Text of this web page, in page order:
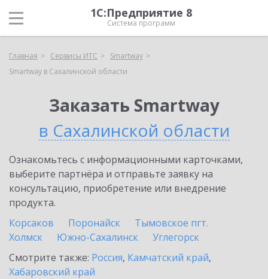
1С:Предприятие 8
Система программ
Главная Сервисы ИТС
Smartway
Smartway в Сахалинской области
Заказать Smartway
в Сахалинской области
Ознакомьтесь с информационными карточками,
выберите партнёра и отправьте заявку на
консультацию, приобретение или внедрение
продукта.
Корсаков
Поронайск
Тымовское пгт.
Холмск
Южно-Сахалинск
Углегорск
Смотрите также: Россия, Камчатский край,
Хабаровский край